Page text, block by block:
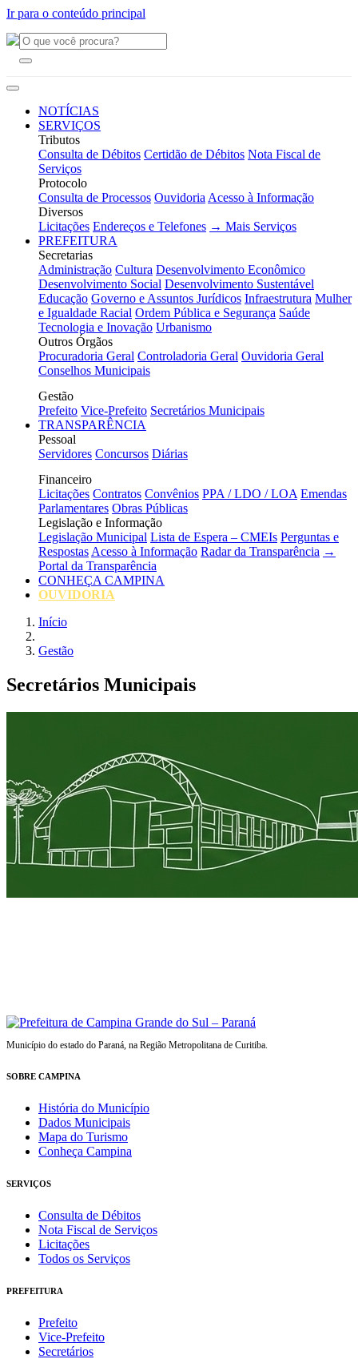
Ir para o conteúdo principal
NOTÍCIAS
SERVIÇOS
Tributos
Consulta de Débitos Certidão de Débitos Nota Fiscal de
Serviços
Protocolo
Consulta de Processos Ouvidoria Acesso à Informação
Diversos
Licitações Endereços e Telefones → Mais Serviços
PREFEITURA
Secretarias
Administração Cultura Desenvolvimento Econômico
Desenvolvimento Social Desenvolvimento Sustentável
Educação Governo e Assuntos Jurídicos Infraestrutura Mulher
e Igualdade Racial Ordem Pública e Segurança Saúde
Tecnologia e Inovação Urbanismo
Outros Órgãos
Procuradoria Geral Controladoria Geral Ouvidoria Geral
Conselhos Municipais
Gestão
Prefeito Vice-Prefeito Secretários Municipais
TRANSPARÊNCIA
Pessoal
Servidores Concursos Diárias
Financeiro
Licitações Contratos Convênios PPA / LDO / LOA Emendas
Parlamentares Obras Públicas
Legislação e Informação
Legislação Municipal Lista de Espera – CMEIs Perguntas e
Respostas Acesso à Informação Radar da Transparência →
Portal da Transparência
CONHEÇA CAMPINA
OUVIDORIA
Início
Gestão
Secretários Municipais
Município do estado do Paraná, na Região Metropolitana de Curitiba.
SOBRE CAMPINA
História do Município
Dados Municipais
Mapa do Turismo
Conheça Campina
SERVIÇOS
Consulta de Débitos
Nota Fiscal de Serviços
Licitações
Todos os Serviços
PREFEITURA
Prefeito
Vice-Prefeito
Secretários